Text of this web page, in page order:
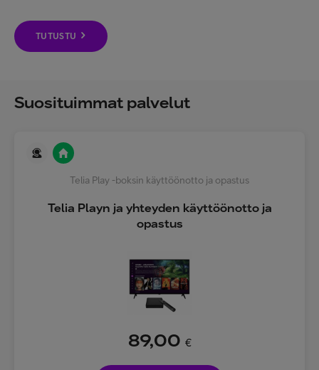
TUTUSTU
Suosituimmat palvelut
Telia Play -boksin käyttöönotto ja opastus
Telia Playn ja yhteyden käyttöönotto ja
opastus
89,00 €